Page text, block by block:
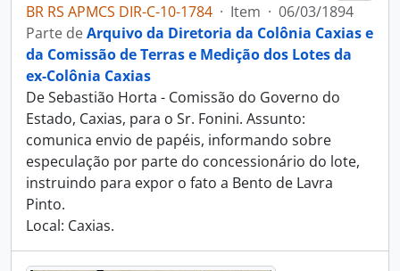
BR RS APMCS DIR-C-10-1784 · Item · 06/03/1894
Parte deArquivo da Diretoria da Colônia Caxias e
da Comissão de Terras e Medição dos Lotes da
ex-Colônia Caxias
De Sebastião Horta - Comissão do Governo do
Estado, Caxias, para o Sr. Fonini. Assunto:
comunica envio de papéis, informando sobre
especulação por parte do concessionário do lote,
instruindo para expor o fato a Bento de Lavra
Pinto.
Local: Caxias.